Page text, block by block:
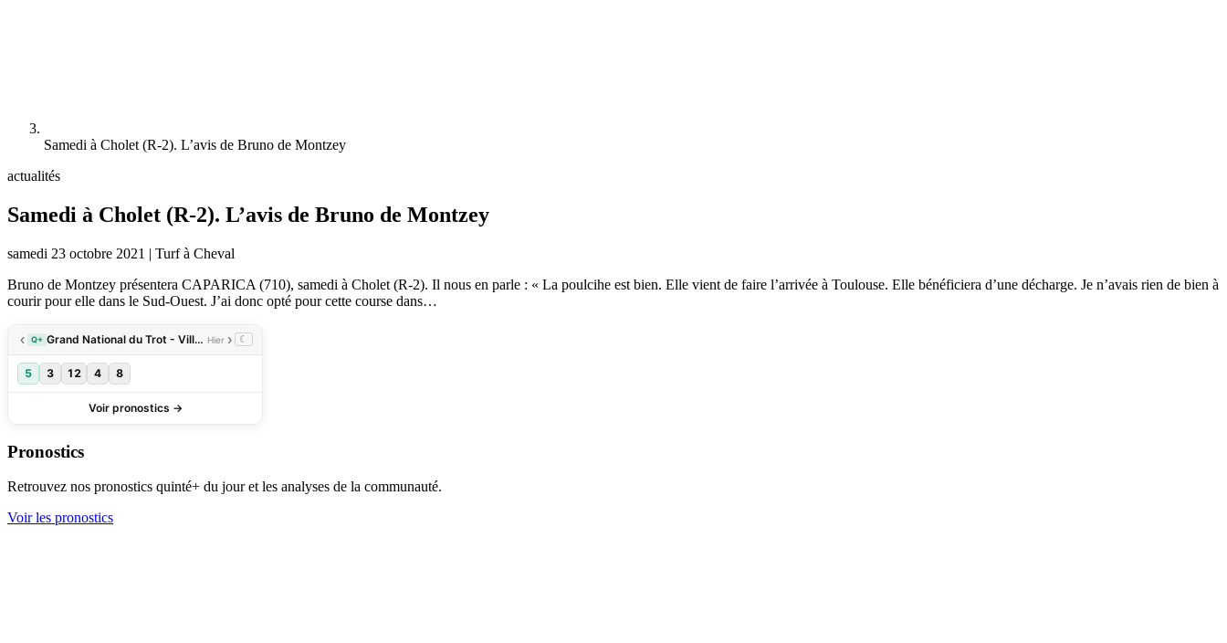
Samedi à Cholet (R-2). L’avis de Bruno de Montzey
actualités
Samedi à Cholet (R-2). L’avis de Bruno de Montzey
samedi 23 octobre 2021 | Turf à Cheval
Bruno de Montzey présentera CAPARICA (710), samedi à Cholet (R-2). Il nous en parle : « La poulcihe est bien. Elle vient de faire l’arrivée à Toulouse. Elle bénéficiera d’une décharge. Je n’avais rien de bien à
courir pour elle dans le Sud-Ouest. J’ai donc opté pour cette course dans…
Pronostics
Retrouvez nos pronostics quinté+ du jour et les analyses de la communauté.
Voir les pronostics